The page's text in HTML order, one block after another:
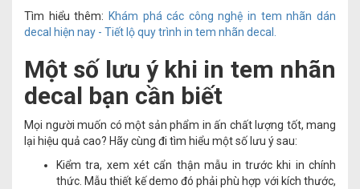
Tìm hiểu thêm: Khám phá các công nghệ in tem nhãn dán
decal hiện nay - Tiết lộ quy trình in tem nhãn decal.
Một số lưu ý khi in tem nhãn
decal bạn cần biết
Mọi người muốn có một sản phẩm in ấn chất lượng tốt, mang
lại hiệu quả cao? Hãy cùng đi tìm hiểu một số lưu ý sau:
Kiểm tra, xem xét cẩn thận mẫu in trước khi in chính
thức. Mẫu thiết kế demo đó phải phù hợp với kích thước,